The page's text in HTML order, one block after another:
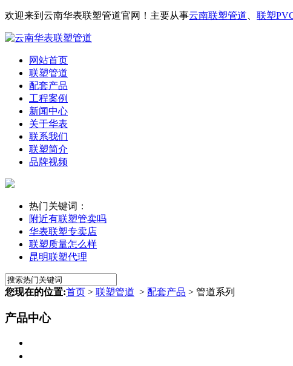
欢迎来到云南华表联塑管道官网！主要从事云南联塑管道 联塑
网站首页
联塑管道
配套产品
工程案例
新闻中心
关于华表
联系我们
联塑简介
品牌视频
热门关键词：
附近有联塑管卖吗
华表联塑专卖店
联塑质量怎么样
昆明联塑代理
您现在的位置:首页 > 联塑管道 > 配套产品 > 管道系列
产品中心